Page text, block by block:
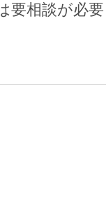
要相談が必要